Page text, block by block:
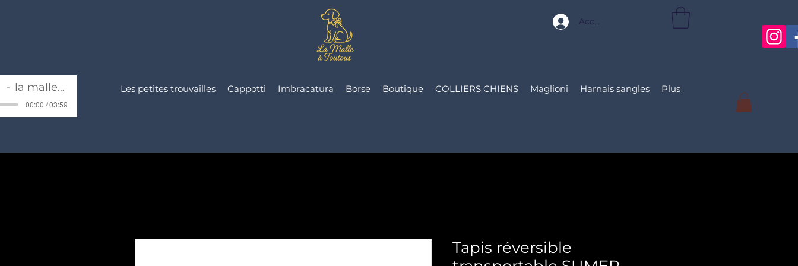
Accedi
la malle à toutous
00:00 / 03:59
Les petites trouvailles Cappotti Imbracatura Borse Boutique COLLIERS CHIENS Maglioni Harnais sangles Plus
Tapis réversible